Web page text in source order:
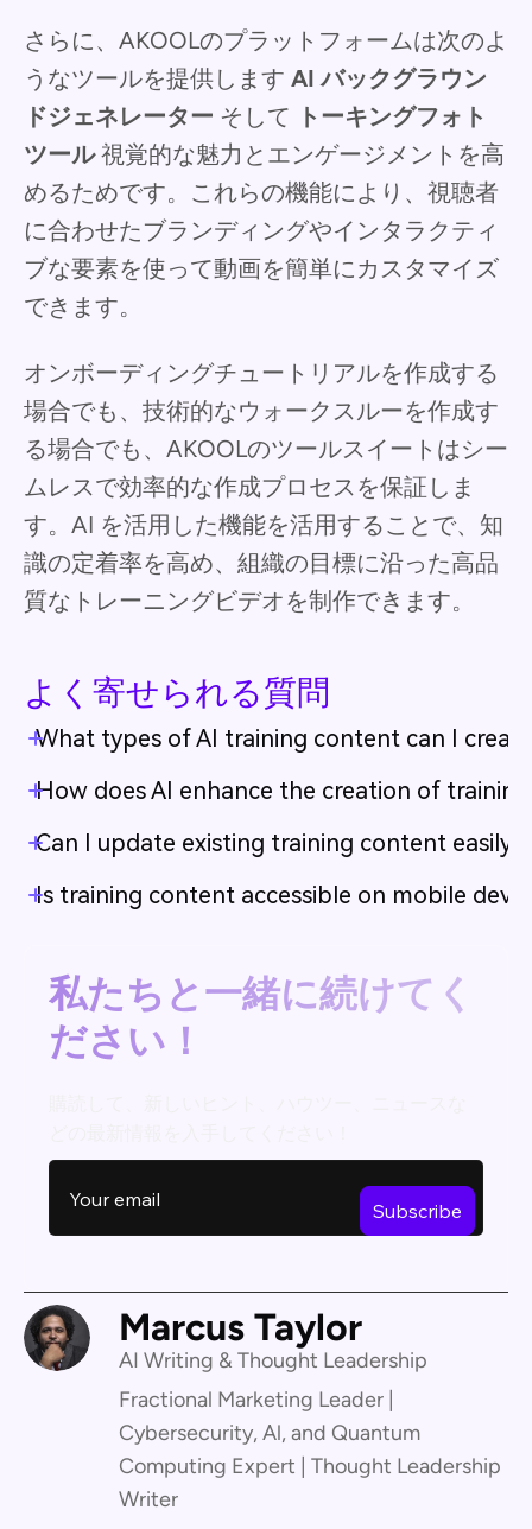
さらに、AKOOLのプラットフォームは次のよ
うなツールを提供します AI バックグラウン
ドジェネレーター そして トーキングフォト
ツール視覚的な魅力とエンゲージメントを高
めるためです。これらの機能により、視聴者
に合わせたブランディングやインタラクティ
ブな要素を使って動画を簡単にカスタマイズ
できます。
オンボーディングチュートリアルを作成する
場合でも、技術的なウォークスルーを作成す
る場合でも、AKOOLのツールスイートはシー
ムレスで効率的な作成プロセスを保証しま
す。AI を活用した機能を活用することで、知
識の定着率を高め、組織の目標に沿った高品
質なトレーニングビデオを制作できます。
よく寄せられる質問
What types of AI training content can I
How does AI enhance the creation of
Can I update existing training content easily?
Is training content accessible on mobile
私たちと一緒に続けてく
ださい！
Marcus Taylor
AI Writing & Thought Leadership
Fractional Marketing Leader |
Cybersecurity, Al, and Quantum
Computing Expert | Thought Leadership
Writer